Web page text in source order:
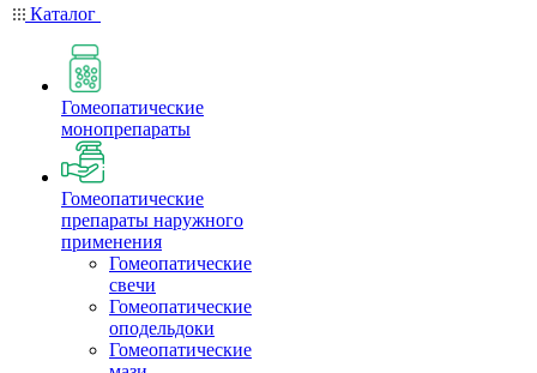
Каталог
Гомеопатические
монопрепараты
Гомеопатические
препараты наружного
применения
Гомеопатические
свечи
Гомеопатические
оподельдоки
Гомеопатические